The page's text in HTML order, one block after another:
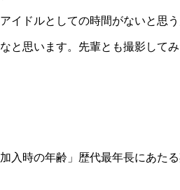
ドルとしての時間がないと思
思います。先輩とも撮影して
時の年齢」歴代最年長にあた